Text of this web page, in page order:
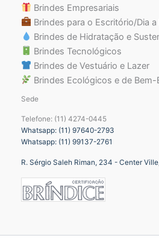
Brindes Empresariais
Brindes para o Escritório/Dia a
Brindes de Hidratação e
Brindes Tecnológicos
Brindes de Vestuário e Lazer
Brindes Ecológicos e de Bem-
Sede
Telefone: (11) 4274-0445
Whatsapp: (11) 97640-2793
Whatsapp: (11) 99137-2761
R. Sérgio Saleh Riman, 234 - Center